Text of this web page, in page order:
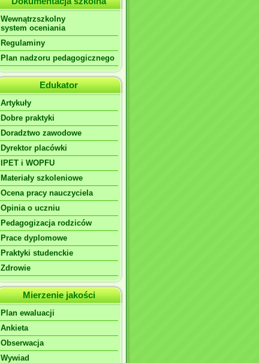
Wewnątrzszkolny
system oceniania
Regulaminy
Plan nadzoru pedagogicznego
Edukator
Artykuły
Dobre praktyki
Doradztwo zawodowe
Dyrektor placówki
IPET i WOPFU
Materiały szkoleniowe
Ocena pracy nauczyciela
Opinia o uczniu
Pedagogizacja rodziców
Prace dyplomowe
Praktyki studenckie
Zdrowie
Mierzenie jakości
Plan ewaluacji
Ankieta
Obserwacja
Wywiad